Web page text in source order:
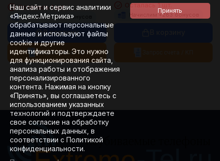
Осталась 1 шт.
Начислим +525 бонусов
В корзину
Запрос счета / КП
Осталась 1 шт.
Начислим +283 бонусов
Наш сайт и сервис аналитики
«Яндекс.Метрика»
обрабатывают персональные
данные и используют файлы
cookie и другие
идентификаторы. Это нужно
для функционирования сайта,
анализа работы и отображения
персонализированного
контента. Нажимая на кнопку
«Принять», вы соглашаетесь с
использованием указанных
технологий и подтверждаете
свое согласие на обработку
персональных данных, в
соответствии с Политикой
конфиденциальности.